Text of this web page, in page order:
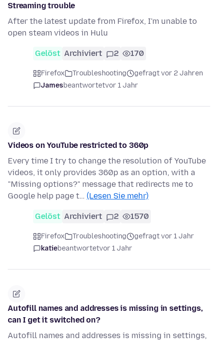
Streaming trouble
After the latest update from Firefox, I'm unable to
open steam videos in Hulu
Gelöst Archiviert 2 170
Firefox Troubleshooting
gefragt vor 2 Jahren
Jamesbeantwortetvor 1 Jahr
Videos on YouTube restricted to 360p
Every time I try to change the resolution of YouTube
videos, it only provides 360p as an option, with a
"Missing options?" message that redirects me to
Google help page t… (Lesen Sie mehr)
Gelöst Archiviert 2 1570
Firefox Troubleshooting
gefragt vor 1 Jahr
katiebeantwortetvor 1 Jahr
Autofill names and addresses is missing in settings,
can I get it switched on?
Autofill names and addresses is missing in settings,